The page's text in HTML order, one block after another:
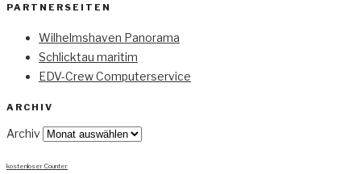
PARTNERSEITEN
Wilhelmshaven Panorama
Schlicktau maritim
EDV-Crew Computerservice
ARCHIV
Archiv
kostenloser Counter